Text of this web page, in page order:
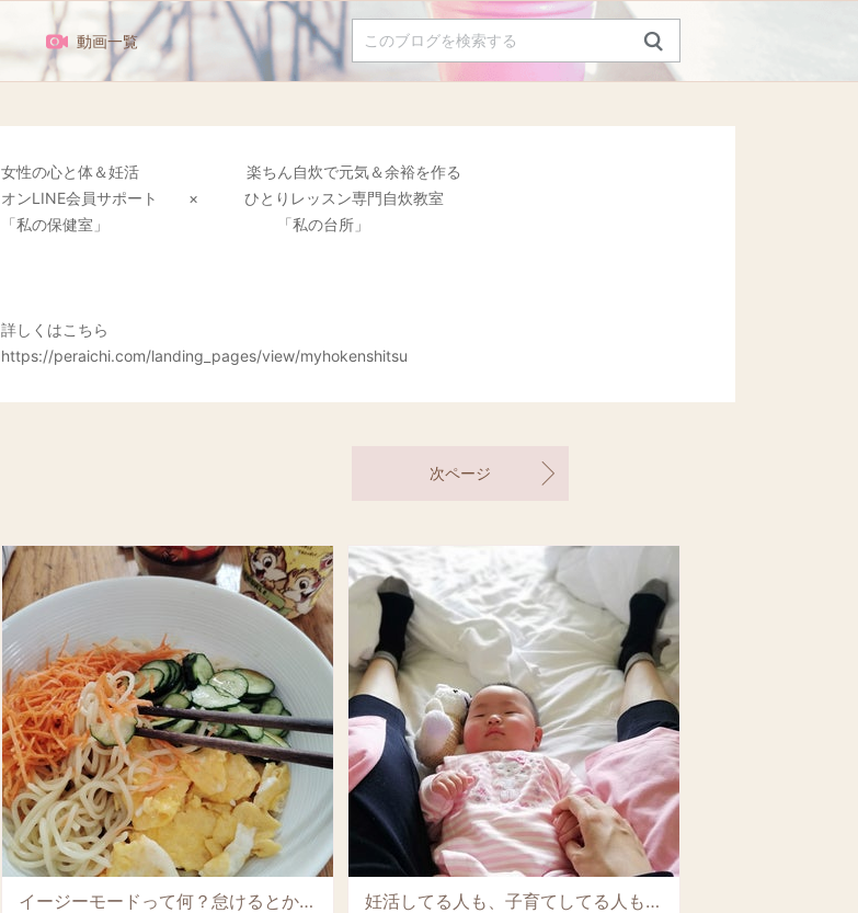
動画一覧
女性の心と体＆妊活 楽ちん自炊で元気＆余裕を作る
オンLINE会員サポート × ひとりレッスン専門自炊教室
「私の保健室」 「私の台所」
詳しくはこちら
https://peraichi.com/landing_pages/view/myhokenshitsu
次ページ
イージーモードって何？怠けるとかラクなことしかやんないわけじゃない、そのニュアンス解説 妊活してる人も、子育てしてる人も、産まない選択をした人も。そのモヤモヤはあなたのせいじゃなくコレ